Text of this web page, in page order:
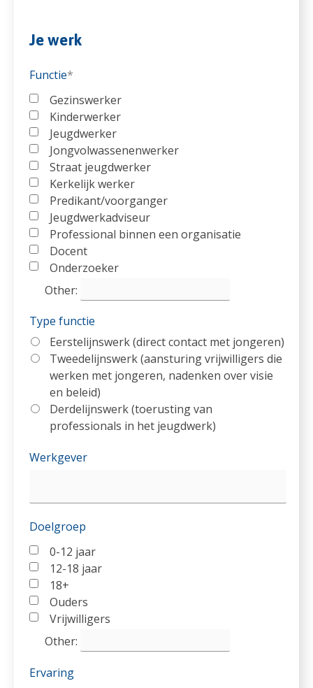
Je werk
Functie*
Gezinswerker
Kinderwerker
Jeugdwerker
Jongvolwassenenwerker
Straat jeugdwerker
Kerkelijk werker
Predikant/voorganger
Jeugdwerkadviseur
Professional binnen een organisatie
Docent
Onderzoeker
Other:
Type functie
Eerstelijnswerk (direct contact met jongeren)
Tweedelijnswerk (aansturing vrijwilligers die
werken met jongeren, nadenken over visie
en beleid)
Derdelijnswerk (toerusting van
professionals in het jeugdwerk)
Werkgever
Doelgroep
0-12 jaar
12-18 jaar
18+
Ouders
Vrijwilligers
Other:
Ervaring